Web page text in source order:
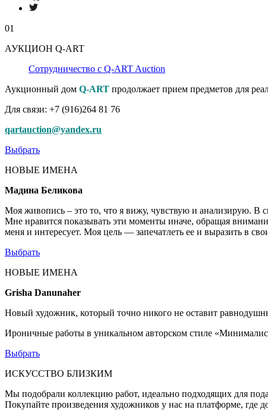
01
АУКЦИОН Q-ART
Сотрудничество с Q-ART Auction
Аукционный дом Q-ART продолжает прием предметов для
Для связи: +7 (916)264 81 76
qartauction@yandex.ru
Выбрать
НОВЫЕ ИМЕНА
Мадина Беликова
Моя живопись – это то, что я вижу, чувствую и анализирую. В
Мне нравится показывать эти моменты иначе, обращая
меня и интересует. Моя цель — запечатлеть ее и выразить в
Выбрать
НОВЫЕ ИМЕНА
Grisha Danunaher
Новый художник, который точно никого не оставит
Ироничные работы в уникальном авторском стиле
Выбрать
ИСКУССТВО БЛИЗКИМ
Мы подобрали коллекцию работ, идеально подходящих для
Покупайте произведения художников у нас на платформе, где